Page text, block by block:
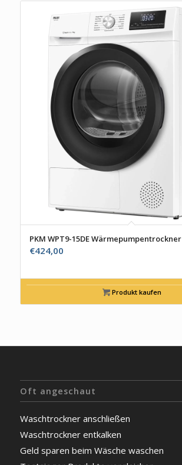
PKM WPT9-15DE Wärmepumpentrockner
€424,00
Produkt kaufen
Oft angeschaut
Waschtrockner anschließen
Waschtrockner entkalken
Geld sparen beim Wäsche waschen